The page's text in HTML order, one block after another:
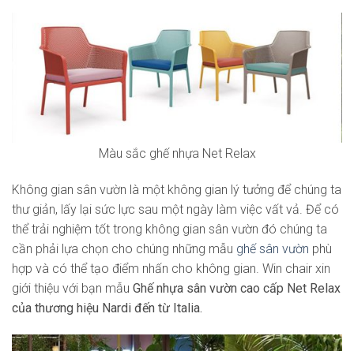
Màu sắc ghế nhựa Net Relax
Không gian sân vườn là một không gian lý tưởng để chúng ta
thư giản, lấy lại sức lực sau một ngày làm việc vất vả. Để có
thể trải nghiệm tốt trong không gian sân vườn đó chúng ta
cần phải lựa chọn cho chúng những mẫu ghế sân vườn phù
hợp và có thể tạo điểm nhấn cho không gian. Win chair xin
giới thiệu với bạn mẫu Ghế nhựa sân vườn cao cấp Net Relax
của thương hiệu Nardi đến từ Italia.